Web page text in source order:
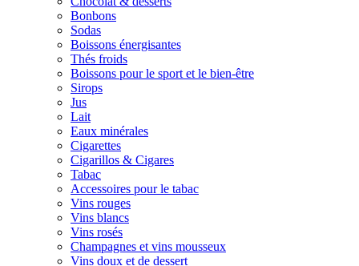
Bonbons
Sodas
Boissons énergisantes
Thés froids
Boissons pour le sport et le bien-être
Sirops
Jus
Lait
Eaux minérales
Cigarettes
Cigarillos & Cigares
Tabac
Accessoires pour le tabac
Vins rouges
Vins blancs
Vins rosés
Champagnes et vins mousseux
Vins doux et de dessert